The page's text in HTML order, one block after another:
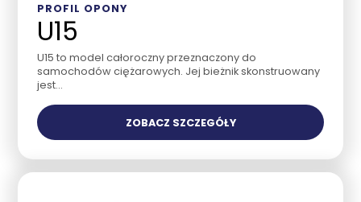
PROFIL OPONY
U15
U15 to model całoroczny przeznaczony do
samochodów ciężarowych. Jej bieżnik skonstruowany
jest...
ZOBACZ SZCZEGÓŁY